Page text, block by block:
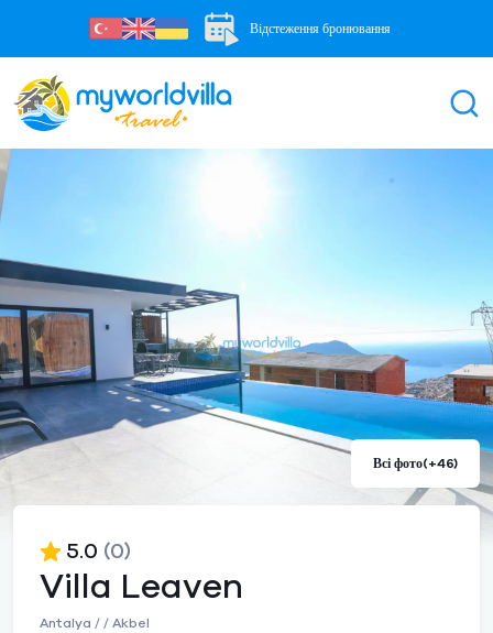
Відстеження бронювання
Всі фото(+46)
Villa Leaven
Antalya / / Akbel
5.0 (0)